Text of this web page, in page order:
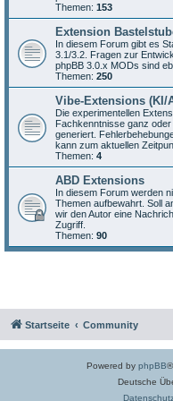
Themen: 153
Extension
In diesem Forum gibt es
3.1/3.2. Fragen zur
phpBB 3.0.x MODs sind
Themen: 250
Vibe-Extensions (KI/
Die experimentellen
Fachkenntnisse ganz
generiert.
kann zum aktuellen
Themen: 4
ABD Extensions
In diesem Forum werden
Themen aufbewahrt. Soll
wir den Autor eine
Zugriff.
Themen: 90
Startseite Community
Powered by phpBB
Deutsche